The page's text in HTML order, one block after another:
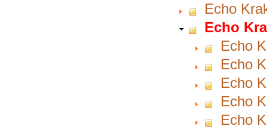
Echo
Echo
Echo
Echo
Echo
Echo
Echo